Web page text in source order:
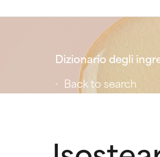
Dizionario degli
Back to search